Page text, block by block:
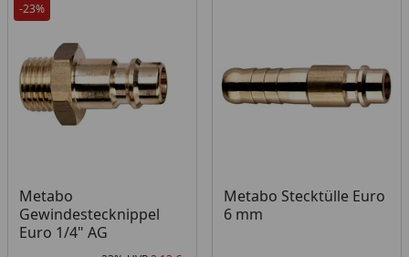
-23%
Metabo
Gewindestecknippel
Euro 1/4" AG
Metabo Stecktülle Euro
6 mm